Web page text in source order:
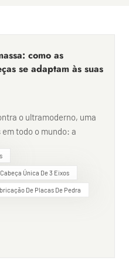
como as
se adaptam às suas
o ultramoderno, uma
todo o mundo: a
porém poderosa,
em pedra. De
esses sistemas
dupla, tripla e até
Única De 3 Eixos
De Placas De Pedra